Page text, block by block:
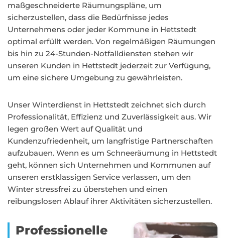
maßgeschneiderte Räumungspläne, um
sicherzustellen, dass die Bedürfnisse jedes
Unternehmens oder jeder Kommune in Hettstedt
optimal erfüllt werden. Von regelmäßigen Räumungen
bis hin zu 24-Stunden-Notfalldiensten stehen wir
unseren Kunden in Hettstedt jederzeit zur Verfügung,
um eine sichere Umgebung zu gewährleisten.
Unser Winterdienst in Hettstedt zeichnet sich durch
Professionalität, Effizienz und Zuverlässigkeit aus. Wir
legen großen Wert auf Qualität und
Kundenzufriedenheit, um langfristige Partnerschaften
aufzubauen. Wenn es um Schneeräumung in Hettstedt
geht, können sich Unternehmen und Kommunen auf
unseren erstklassigen Service verlassen, um den
Winter stressfrei zu überstehen und einen
reibungslosen Ablauf ihrer Aktivitäten sicherzustellen.
Professionelle